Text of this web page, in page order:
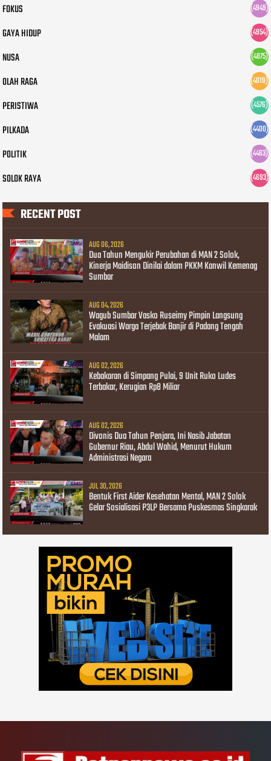
FOKUS (4949)
GAYA HIDUP (4954)
NUSA (4875)
OLAH RAGA (4019)
PERISTIWA (4576)
PILKADA (4400)
POLITIK (4463)
SOLOK RAYA (4693)
RECENT POST
AUG 06, 2026
Dua Tahun Mengukir Perubahan di MAN 2 Solok,
Kinerja Maidison Dinilai dalam PKKM Kanwil Kemenag
Sumbar
AUG 04, 2026
Wagub Sumbar Vasko Ruseimy Pimpin Langsung
Evakuasi Warga Terjebak Banjir di Padang Tengah
Malam
AUG 02, 2026
Kebakaran di Simpang Pulai, 9 Unit Ruko Ludes
Terbakar, Kerugian Rp8 Miliar
AUG 02, 2026
Divonis Dua Tahun Penjara, Ini Nasib Jabatan
Gubernur Riau, Abdul Wahid, Menurut Hukum
Administrasi Negara
JUL 30, 2026
Bentuk First Aider Kesehatan Mental, MAN 2 Solok
Gelar Sosialisasi P3LP Bersama Puskesmas Singkarak